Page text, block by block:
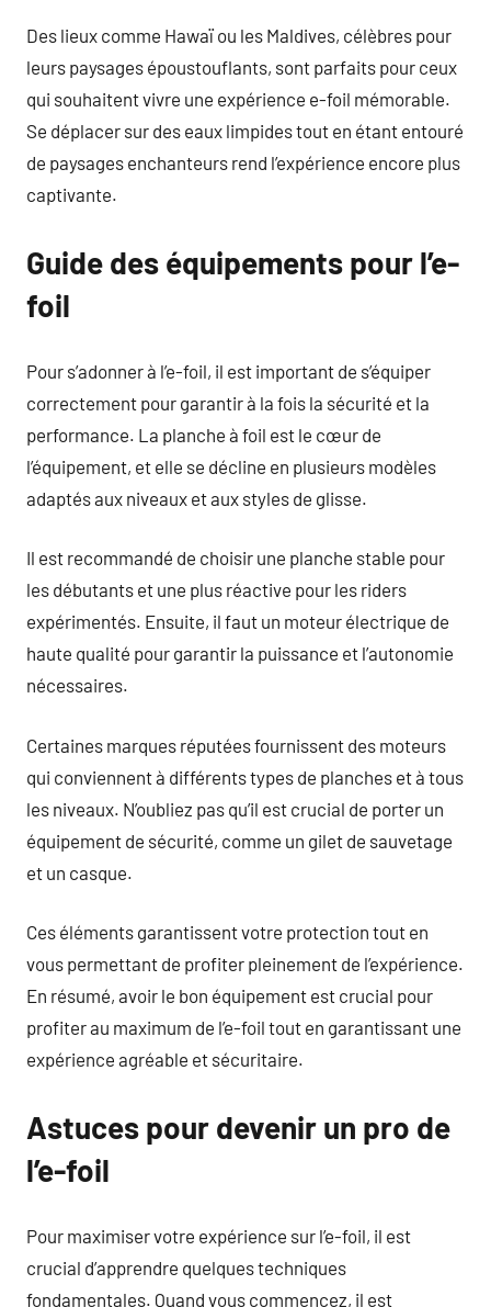
Des lieux comme Hawaï ou les Maldives, célèbres pour
leurs paysages époustouflants, sont parfaits pour ceux
qui souhaitent vivre une expérience e-foil mémorable.
Se déplacer sur des eaux limpides tout en étant entouré
de paysages enchanteurs rend l’expérience encore plus
captivante.
Guide des équipements pour l’e-
foil
Pour s’adonner à l’e-foil, il est important de s’équiper
correctement pour garantir à la fois la sécurité et la
performance. La planche à foil est le cœur de
l’équipement, et elle se décline en plusieurs modèles
adaptés aux niveaux et aux styles de glisse.
Il est recommandé de choisir une planche stable pour
les débutants et une plus réactive pour les riders
expérimentés. Ensuite, il faut un moteur électrique de
haute qualité pour garantir la puissance et l’autonomie
nécessaires.
Certaines marques réputées fournissent des moteurs
qui conviennent à différents types de planches et à tous
les niveaux. N’oubliez pas qu’il est crucial de porter un
équipement de sécurité, comme un gilet de sauvetage
et un casque.
Ces éléments garantissent votre protection tout en
vous permettant de profiter pleinement de l’expérience.
En résumé, avoir le bon équipement est crucial pour
profiter au maximum de l’e-foil tout en garantissant une
expérience agréable et sécuritaire.
Astuces pour devenir un pro de
l’e-foil
Pour maximiser votre expérience sur l’e-foil, il est
crucial d’apprendre quelques techniques
fondamentales. Quand vous commencez, il est